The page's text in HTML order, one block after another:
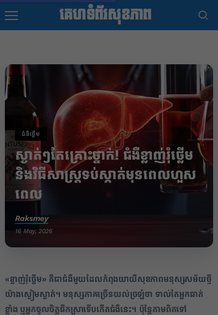
គេហទំព័រសុខភាព
ជំងឺថ្លើម
ស្ងាត់ៗតែគ្រោះថ្នាក់! ជំងឺខ្លាញ់រុំថ្លើម
និងវិធីសាស្ត្រទប់ស្កាត់មុនពេលហួស
ពេល
Raksmey
16 May, 2026
«ខ្លាញ់រុំថ្លើម» គឺជាជំងឺមួយដែលកំពុងយាយីសុខភាពមនុស្សសម័យថ្មី
យ៉ាងស្ងៀមស្ងាត់។ មនុស្សភាគច្រើនយល់ច្រឡំថា ទាល់តែអ្នកធាត់
ខ្លាំង ឬអ្នកចូលចិត្តផឹកស្រាទើបកើតជំងឺនេះ។ ប៉ុន្តែតាមពិតទៅ